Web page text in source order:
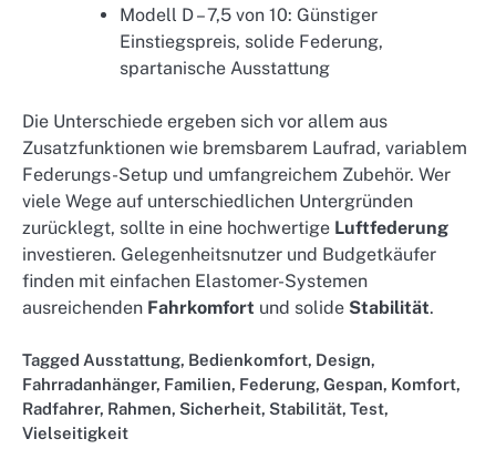
Modell D – 7,5 von 10: Günstiger
Einstiegspreis, solide Federung,
spartanische Ausstattung
Die Unterschiede ergeben sich vor allem aus
Zusatzfunktionen wie bremsbarem Laufrad, variablem
Federungs-Setup und umfangreichem Zubehör. Wer
viele Wege auf unterschiedlichen Untergründen
zurücklegt, sollte in eine hochwertige Luftfederung
investieren. Gelegenheitsnutzer und Budgetkäufer
finden mit einfachen Elastomer-Systemen
ausreichenden Fahrkomfort und solide Stabilität.
Tagged Ausstattung, Bedienkomfort, Design,
Fahrradanhänger, Familien, Federung, Gespan, Komfort,
Radfahrer, Rahmen, Sicherheit, Stabilität, Test,
Vielseitigkeit